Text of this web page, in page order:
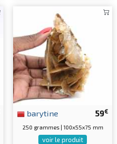
59€
barytine
250 grammes | 100x55x75 mm
voir le produit